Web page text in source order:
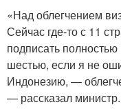
«Над облегчением
Сейчас где-то с 11
подписать
шестью, если я не
Индонезию, —
— рассказал министр.